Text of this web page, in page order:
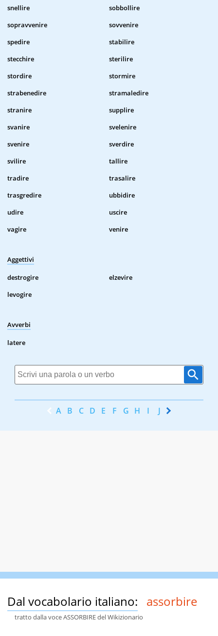
snellire
sobbollire
sopravvenire
sovvenire
spedire
stabilire
stecchire
sterilire
stordire
stormire
strabenedire
stramaledire
stranire
supplire
svanire
svelenire
svenire
sverdire
svilire
tallire
tradire
trasalire
trasgredire
ubbidire
udire
uscire
vagire
venire
Aggettivi
destrogire
elzevire
levogire
Avverbi
latere
A B C D E F G H I J K
Dal vocabolario italiano: assorbire
tratto dalla voce ASSORBIRE del Wikizionario